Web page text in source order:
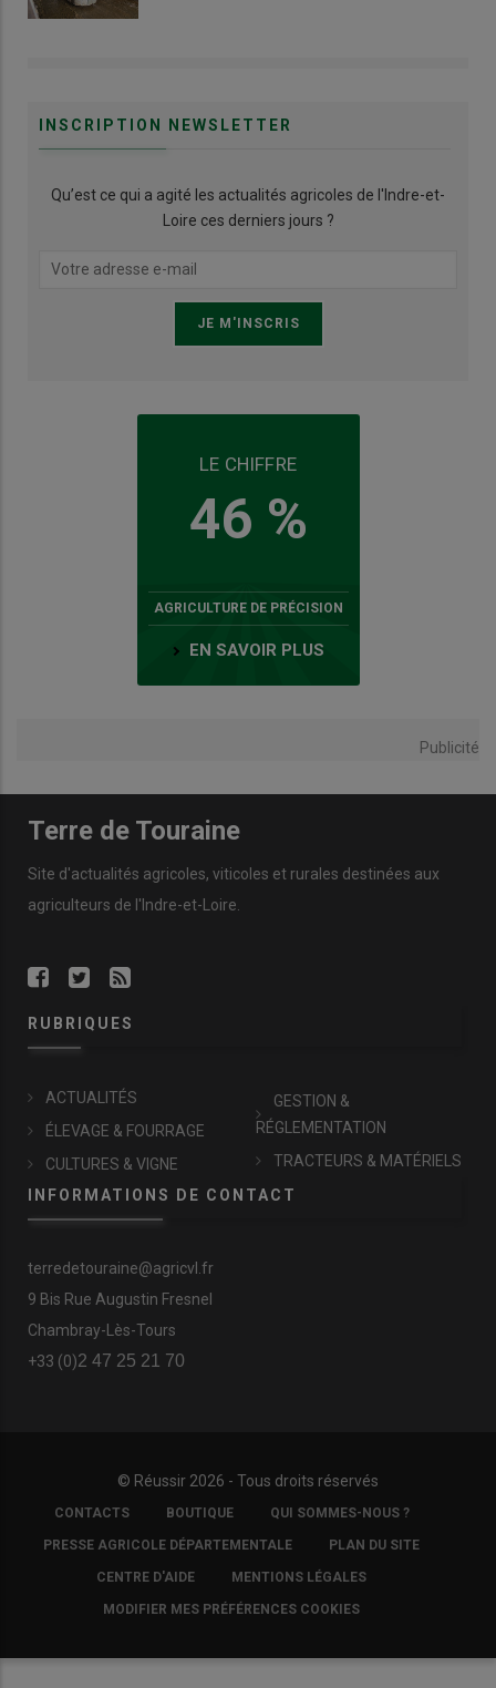
INSCRIPTION NEWSLETTER
Qu’est ce qui a agité les actualités agricoles de l'Indre-et-
Loire ces derniers jours ?
LE CHIFFRE
46 %
AGRICULTURE DE PRÉCISION
EN SAVOIR PLUS
Publicité
Terre de Touraine
Site d'actualités agricoles, viticoles et rurales destinées aux
agriculteurs de l'Indre-et-Loire.
RUBRIQUES
ACTUALITÉS
ÉLEVAGE & FOURRAGE
CULTURES & VIGNE
GESTION &
RÉGLEMENTATION
TRACTEURS & MATÉRIELS
INFORMATIONS DE CONTACT
terredetouraine@agricvl.fr
9 Bis Rue Augustin Fresnel
Chambray-Lès-Tours
+33 (0)2 47 25 21 70
© Réussir 2026 - Tous droits réservés
FOOTER
COPYRIGHT
CONTACTS BOUTIQUE QUI SOMMES-NOUS ?
PRESSE AGRICOLE DÉPARTEMENTALE PLAN DU SITE
CENTRE D'AIDE MENTIONS LÉGALES
MODIFIER MES PRÉFÉRENCES COOKIES